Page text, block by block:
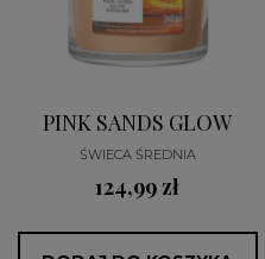
PINK SANDS GLOW
ŚWIECA ŚREDNIA
124,99 zł